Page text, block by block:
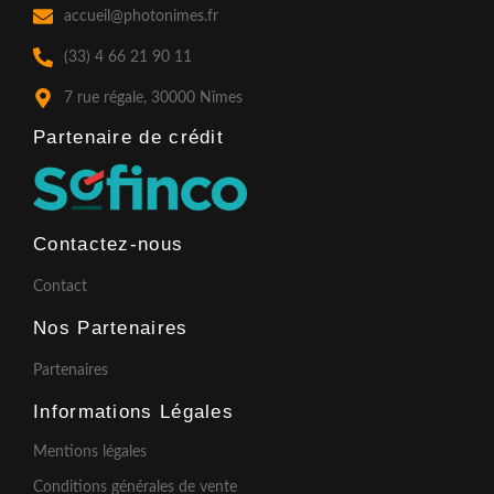
o
o
k
-
f
g
a
m
b
accueil@photonimes.fr
(33) 4 66 21 90 11
7 rue régale, 30000 Nîmes
Partenaire de crédit​
Contactez-nous
Contact
Nos Partenaires
Partenaires
Informations Légales
Mentions légales
Conditions générales de vente